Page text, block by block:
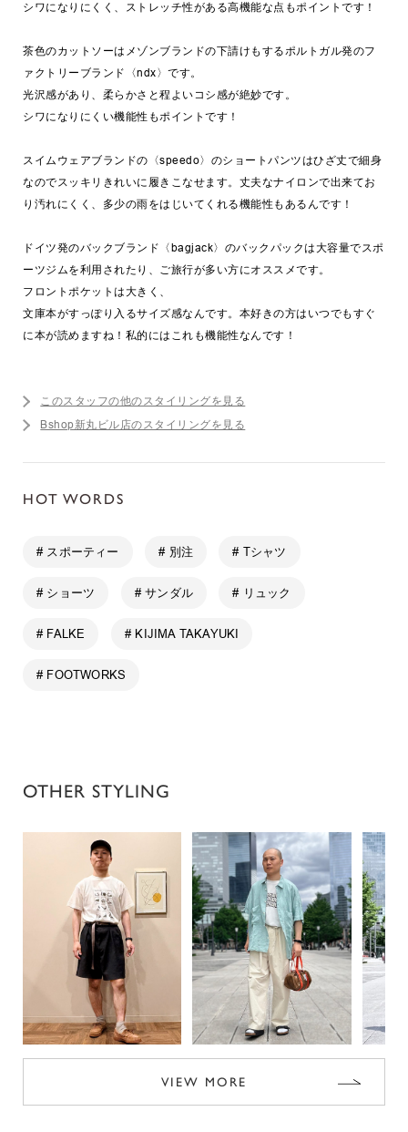
シワになりにくく、ストレッチ性がある高機能な点もポイントです！
茶色のカットソーはメゾンブランドの下請けもするポルトガル発のフ
ァクトリーブランド〈ndx〉です。
光沢感があり、柔らかさと程よいコシ感が絶妙です。
シワになりにくい機能性もポイントです！
スイムウェアブランドの〈speedo〉のショートパンツはひざ丈で細身
なのでスッキリきれいに履きこなせます。丈夫なナイロンで出来てお
り汚れにくく、多少の雨をはじいてくれる機能性もあるんです！
ドイツ発のバックブランド〈bagjack〉のバックパックは大容量でスポ
ーツジムを利用されたり、ご旅行が多い方にオススメです。
フロントポケットは大きく、
文庫本がすっぽり入るサイズ感なんです。本好きの方はいつでもすぐ
に本が読めますね！私的にはこれも機能性なんです！
このスタッフの他のスタイリングを見る
Bshop新丸ビル店のスタイリングを見る
HOT WORDS
# スポーティー # 別注 # Tシャツ
# ショーツ # サンダル # リュック
# FALKE # KIJIMA TAKAYUKI
# FOOTWORKS
OTHER STYLING
VIEW MORE